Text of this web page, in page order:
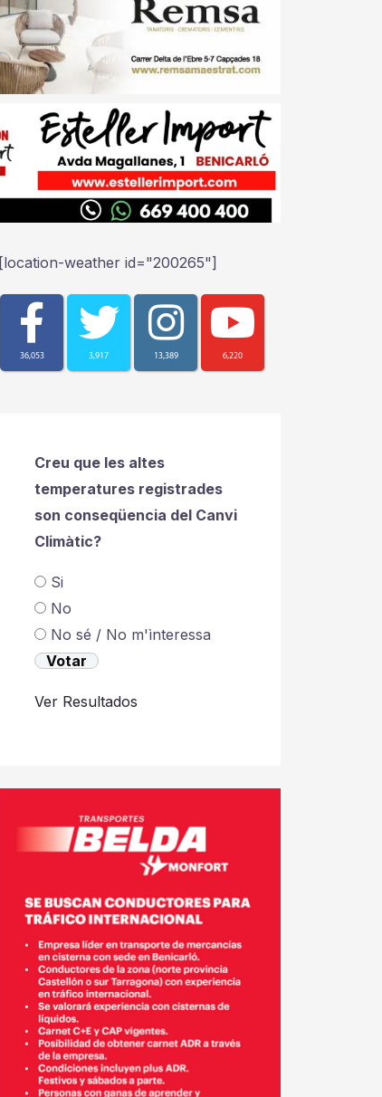
[location-weather id="200265"]
36,053 3,917 13,389 6,220
Creu que les altes
temperatures registrades
son conseqüencia del Canvi
Climàtic?
Si
No
No sé / No m'ìnteressa
Ver Resultados